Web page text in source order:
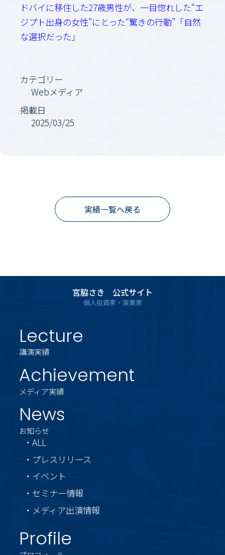
ドバイに移住した27歳男性が、一目惚れした“エ
ジプト出身の女性”にとった“驚きの行動”「自然
な選択だった」
カテゴリー
Webメディア
掲載日
2025/03/25
実績一覧へ戻る
宮脇さき 公式サイト
個人投資家・実業家
Lecture
講演実績
Achievement
メディア実績
News
お知らせ
・ALL
・プレスリリース
・イベント
・セミナー情報
・メディア出演情報
Profile